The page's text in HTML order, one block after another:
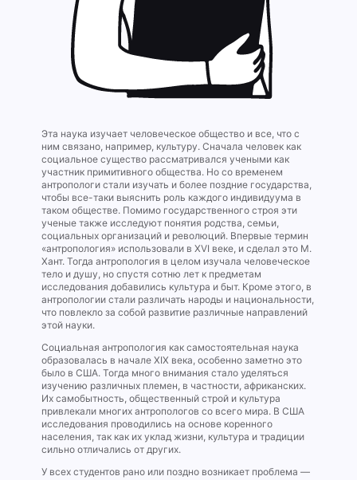
Эта наука изучает человеческое общество и все, что с
ним связано, например, культуру. Сначала человек как
социальное существо рассматривался учеными как
участник примитивного общества. Но со временем
антропологи стали изучать и более поздние государства,
чтобы все-таки выяснить роль каждого индивидуума в
таком обществе. Помимо государственного строя эти
ученые также исследуют понятия родства, семьи,
социальных организаций и революций. Впервые термин
«антропология» использовали в XVI веке, и сделал это М.
Хант. Тогда антропология в целом изучала человеческое
тело и душу, но спустя сотню лет к предметам
исследования добавились культура и быт. Кроме этого, в
антропологии стали различать народы и национальности,
что повлекло за собой развитие различные направлений
этой науки.
Социальная антропология как самостоятельная наука
образовалась в начале XIX века, особенно заметно это
было в США. Тогда много внимания стало уделяться
изучению различных племен, в частности, африканских.
Их самобытность, общественный строй и культура
привлекали многих антропологов со всего мира. В США
исследования проводились на основе коренного
населения, так как их уклад жизни, культура и традиции
сильно отличались от других.
У всех студентов рано или поздно возникает проблема —